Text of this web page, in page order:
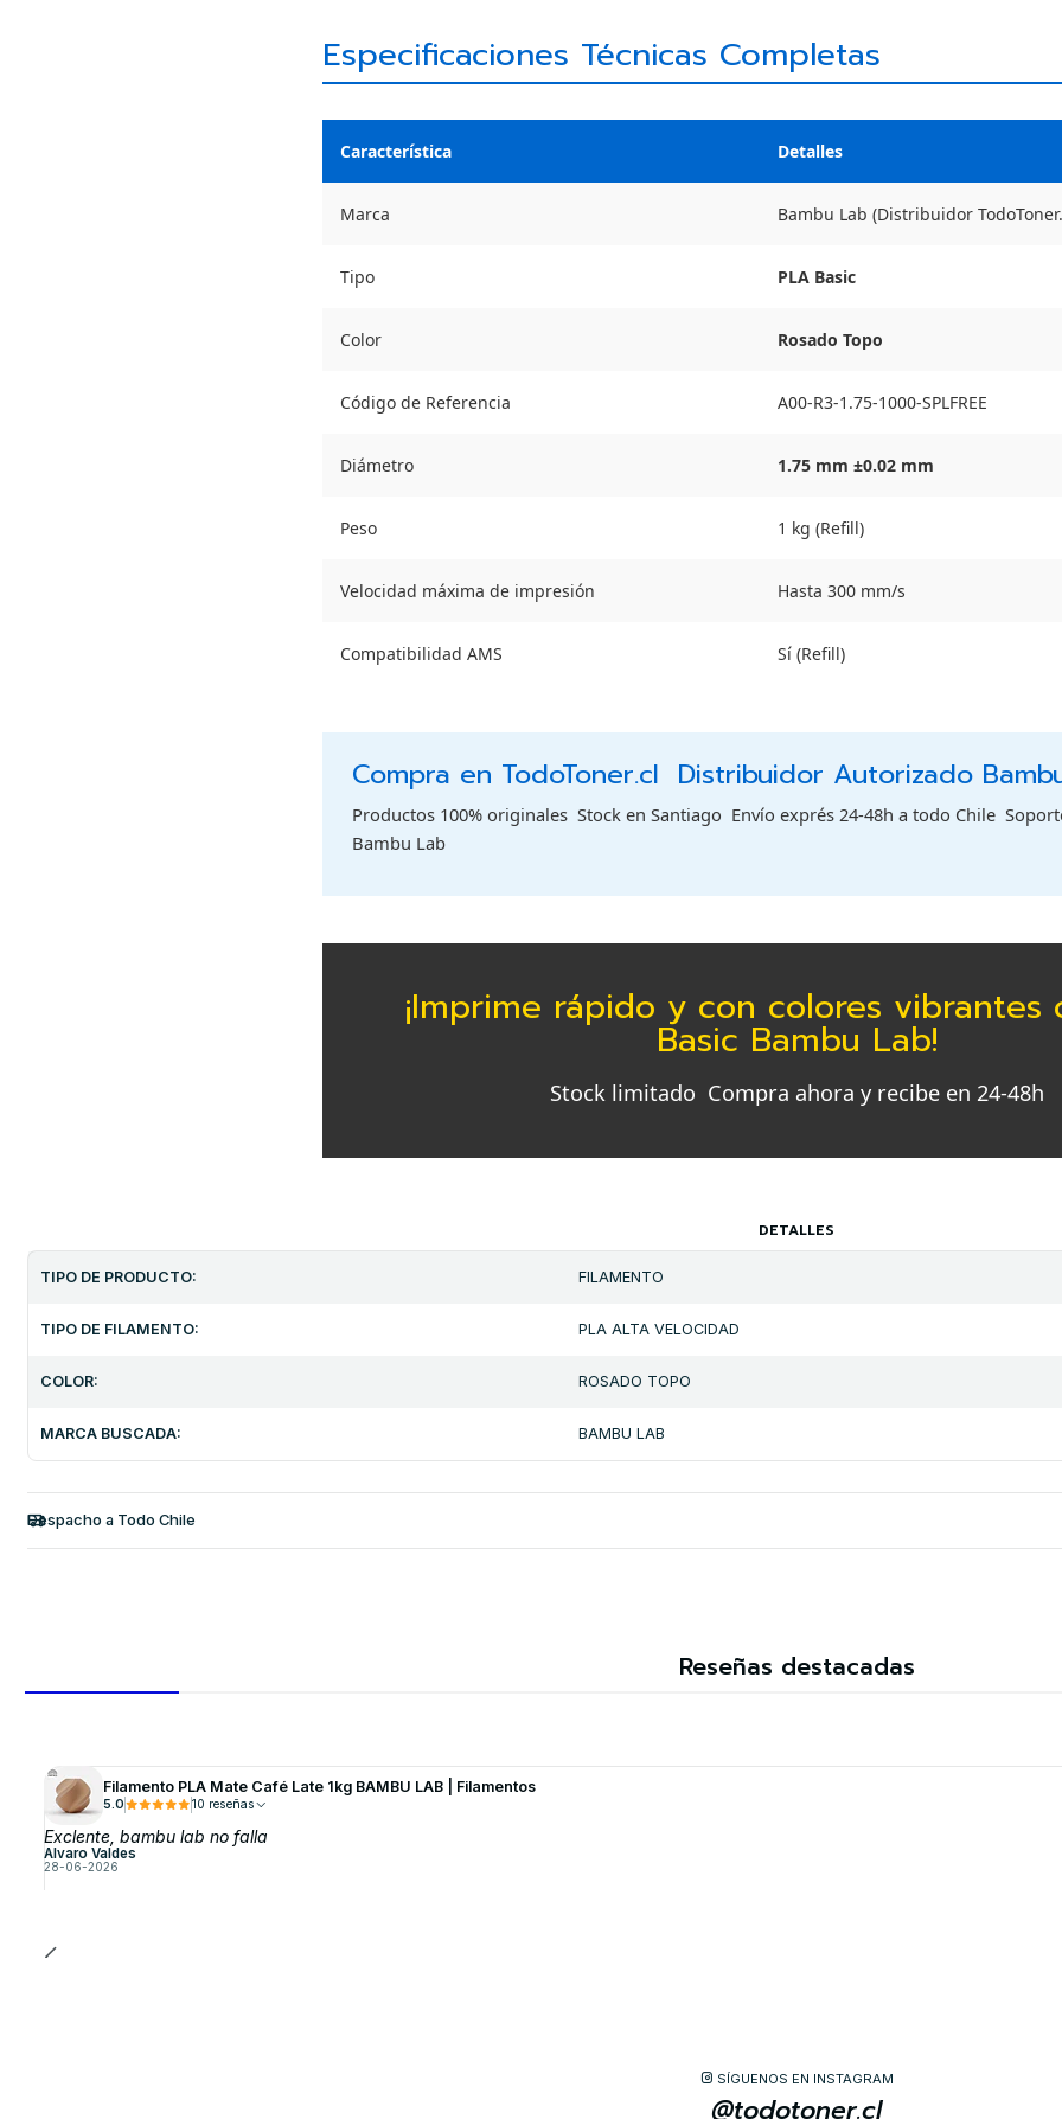
Especificaciones Técnicas Completas
Característica Detalles
Marca Bambu Lab (Distribuidor
Tipo PLA Basic
Color Rosado Topo
Código de Referencia A00-R3-1.75-1000-SPLFREE
Diámetro 1.75 mm ±0.02 mm
Peso 1 kg (Refill)
Velocidad máxima de impresión Hasta 300 mm/s
Compatibilidad AMS Sí (Refill)
Compra en TodoToner.cl  Distribuidor Autorizado
Productos 100% originales  Stock en Santiago  Envío exprés 24-48h a todo Chile 
Bambu Lab
¡Imprime rápido y con colores vibrantes
Basic Bambu Lab!
Stock limitado  Compra ahora y recibe en 24-48h
DETALLES
TIPO DE PRODUCTO: FILAMENTO
TIPO DE FILAMENTO: PLA ALTA VELOCIDAD
COLOR: ROSADO TOPO
MARCA BUSCADA: BAMBU LAB
Despacho a Todo Chile
Reseñas destacadas
Filamento PLA Mate Café Late 1kg BAMBU LAB | Filamentos
5.0 10 reseñas
Exclente, bambu lab no falla
Alvaro Valdes
28-06-2026
SÍGUENOS EN INSTAGRAM
@todotoner.cl